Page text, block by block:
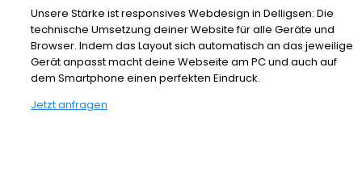
Unsere Stärke ist responsives Webdesign in Delligsen: Die
technische Umsetzung deiner Website für alle Geräte und
Browser. Indem das Layout sich automatisch an das jeweilige
Gerät anpasst macht deine Webseite am PC und auch auf
dem Smartphone einen perfekten Eindruck.
Jetzt anfragen